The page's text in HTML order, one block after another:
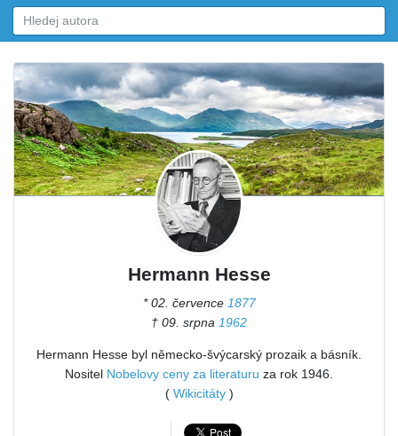
Hermann Hesse
* 02. července 1877
† 09. srpna 1962
Hermann Hesse byl německo-švýcarský prozaik a básník.
Nositel Nobelovy ceny za literaturu za rok 1946.
( Wikicitáty)